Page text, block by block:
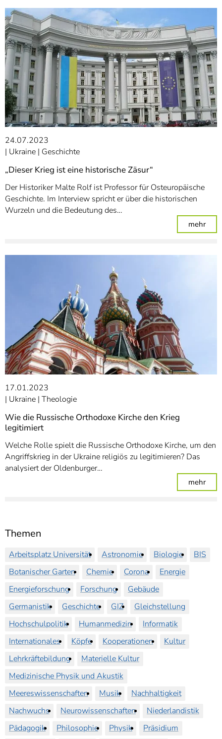
Themen
Arbeitsplatz Universität Astronomie Biologie
BIS
Botanischer Garten
Chemie Corona
Energie
Energieforschung
Forschung
Gebäude
Germanistik
Geschichte GIZ
Gleichstellung
Hochschulpolitik
Humanmedizin
Informatik
Internationales
Köpfe Kooperationen
Kultur
Lehrkräftebildung
Materielle Kultur
Medizinische Physik und Akustik
Meereswissenschaften
Musik
Nachhaltigkeit
Nachwuchs
Neurowissenschaften
Niederlandistik
Pädagogik
Philosophie Physik
Präsidium
24.07.2023
Ukraine Geschichte
„Dieser Krieg ist eine historische Zäsur“
Der Historiker Malte Rolf ist Professor für Osteuropäische
Geschichte. Im Interview spricht er über die historischen
Wurzeln und die Bedeutung des…
mehr:
17.01.2023
Ukraine Theologie
Wie die Russische Orthodoxe Kirche den Krieg
legitimiert
Welche Rolle spielt die Russische Orthodoxe Kirche, um den
Angriffskrieg in der Ukraine religiös zu legitimieren? Das
analysiert der Oldenburger…
mehr: